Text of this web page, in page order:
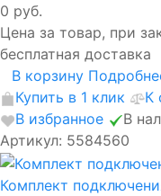
0 руб.
Цена за товар, при
бесплатная доставка
В корзину
Купить в 1 клик
К
В избранное
В
Артикул: 5584560
Комплект